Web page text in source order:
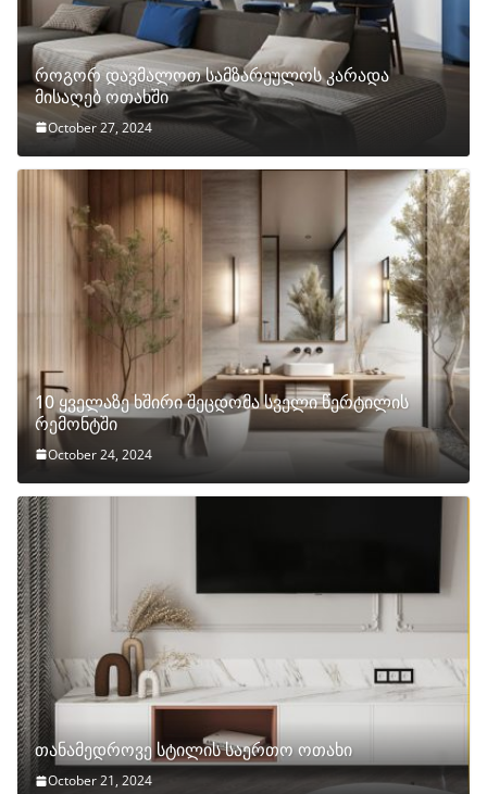
როგორ დავმალოთ სამზარეულოს კარადა
მისაღებ ოთახში
October 27, 2024
10 ყველაზე ხშირი შეცდომა სველი წერტილის
რემონტში
October 24, 2024
თანამედროვე სტილის საერთო ოთახი
October 21, 2024